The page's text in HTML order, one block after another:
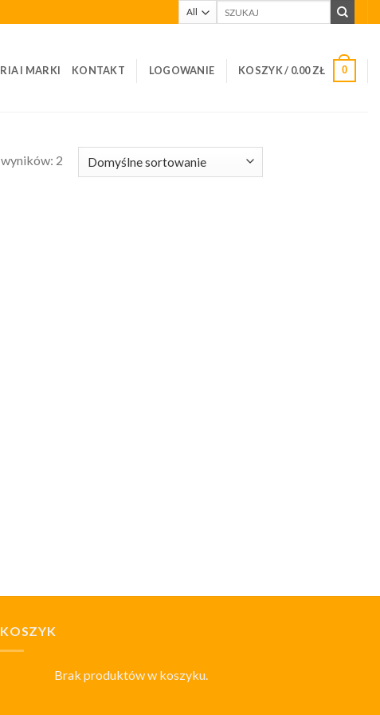
I MARKI KONTAKT LOGOWANIE KOSZYK / 0.00ZŁ 0
2
KOSZYK
Brak produktów w koszyku.